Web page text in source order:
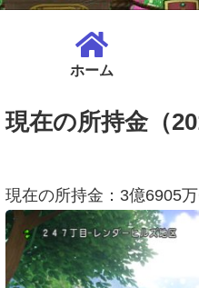
ホーム
現在の所持金（
現在の所持金：3億6905